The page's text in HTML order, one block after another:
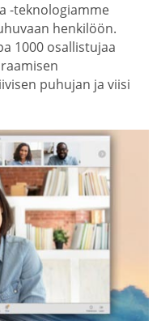
-teknologiamme
henkilöön.
1000 osallistujaa
puhujan ja viisi